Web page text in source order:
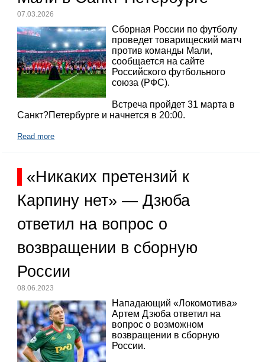
07.03.2026
Сборная России по футболу
проведет товарищеский матч
против команды Мали,
сообщается на сайте
Российского футбольного
союза (РФС).
Встреча пройдет 31 марта в
Санкт?Петербурге и начнется в 20:00.
Read more
«Никаких претензий к
Карпину нет» — Дзюба
ответил на вопрос о
возвращении в сборную
России
08.06.2023
Нападающий «Локомотива»
Артем Дзюба ответил на
вопрос о возможном
возвращении в сборную
России.